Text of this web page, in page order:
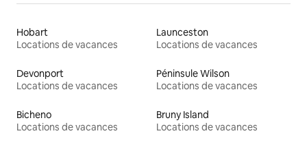
Hobart
Locations de vacances
Launceston
Locations de vacances
Devonport
Locations de vacances
Péninsule Wilson
Locations de vacances
Bicheno
Locations de vacances
Bruny Island
Locations de vacances